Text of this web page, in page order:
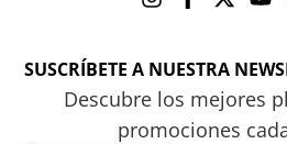
SUSCRÍBETE A NUESTRA
Descubre los mejores
promociones